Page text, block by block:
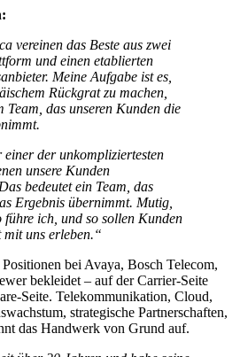
vereinen das Beste aus zwei
und einen etablierten
Meine Aufgabe ist es,
Rückgrat zu machen,
Team, das unseren Kunden die
einer der unkompliziertesten
unsere Kunden
bedeutet ein Team, das
Ergebnis übernimmt. Mutig,
ich, und so sollen Kunden
uns erleben.“
bei Avaya, Bosch Telecom,
bekleidet – auf der Carrier-Seite
Seite. Telekommunikation, Cloud,
strategische Partnerschaften,
das Handwerk von Grund auf.